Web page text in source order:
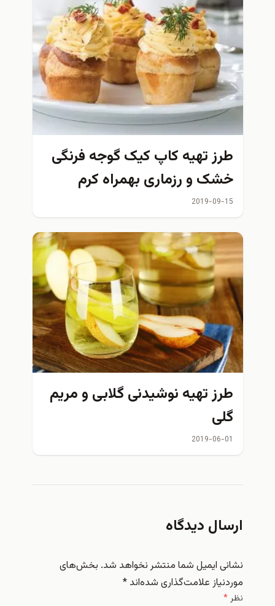
طرز تهیه کاپ کیک گوجه فرنگی
خشک و رزماری بهمراه کرم
پنیری
2019-09-15
طرز تهیه نوشیدنی گلابی و مریم
گلی
2019-06-01
ارسال دیدگاه
نشانی ایمیل شما منتشر نخواهد شد. بخش‌های
موردنیاز علامت‌گذاری شده‌اند*
نظر*